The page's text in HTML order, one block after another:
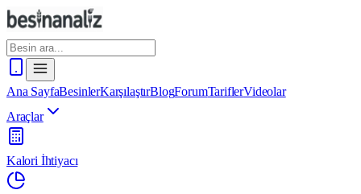
Ana SayfaBesinlerKarşılaştırBlogForumTariflerVideolar
Araçlar
Kalori İhtiyacı